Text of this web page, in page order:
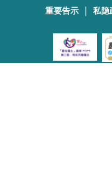
重要告示 私隐